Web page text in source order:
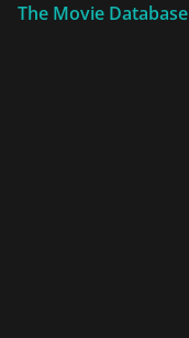
The Movie Database